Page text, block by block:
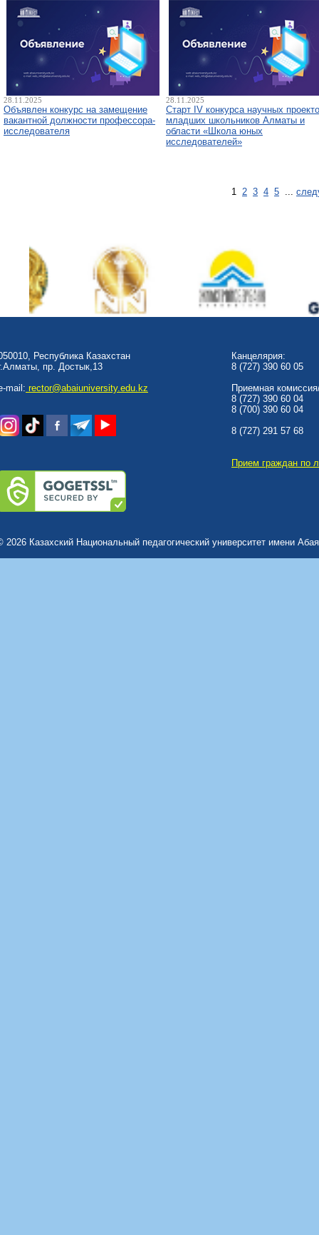
28.11.2025
Объявлен конкурс на замещение
вакантной должности профессора-
исследователя
28.11.2025
Старт IV конкурса научных
младших школьников Алматы и
области «Школа юных
исследователей»
1 2 3 4 5 ...
Республика Казахстан
пр. Достык,13
mail: rector@abaiuniversity.edu.kz
Канцелярия:
8 (727) 390 60 05
Приемная
8 (727) 390 60 04
8 (700) 390 60 04
8 (727) 291 57 68
Прием граждан по
2026 Казахский Национальный педагогический университет имени Абая